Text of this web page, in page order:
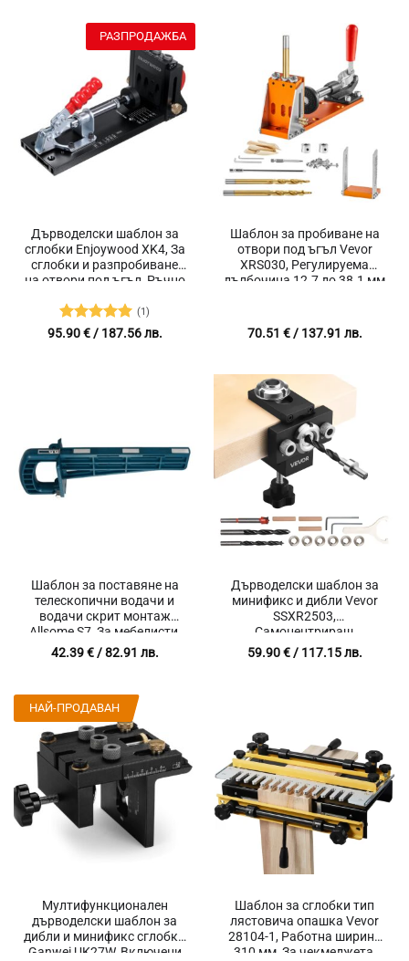
Свредло за разпробиване,
30 Броя винтове,
Шестограм, Накрайник
кръстата отвертка
Дърводелски шаблон за
сглобки Enjoywood XK4, За
сглобки и разпробиване
на отвори под ъгъл, Ръчно
височината
Оценено с
(1)
95.90€/ 187.56 лв.
РАЗПРОДАЖБА
Шаблон за пробиване на
отвори под ъгъл Vevor
XRS030, Регулируема
дълбочина 12.7 до 38.1 мм
70.51 €/ 137.91 лв.
Шаблон за поставяне на
телескопични водачи и
водачи скрит монтаж
Allsome S7, За мебелисти,
Вградени магнити, Чанта
за съхранение, Размер
42.39€/ 82.91 лв.
Дърводелски шаблон за
минификс и дибли Vevor
SSXR2503,
Самоцентриращ
механизъм, 3 размера
свредла, Прецизно
59.90€/ 117.15 лв.
Мултифункционален
дърводелски шаблон за
дибли и минификс сглобки
Ganwei UK27W, Включени
НАЙ-ПРОДАВАН
Шаблон за сглобки тип
лястовича опашка Vevor
28104-1, Работна ширина
310 мм, За чекмеджета,